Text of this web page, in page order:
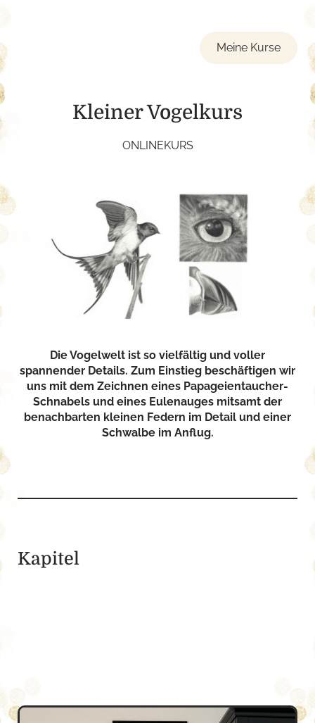
Meine Kurse
Kleiner Vogelkurs
ONLINEKURS
Die Vogelwelt ist so vielfältig und voller
spannender Details. Zum Einstieg beschäftigen wir
uns mit dem Zeichnen eines Papageientaucher-
Schnabels und eines Eulenauges mitsamt der
benachbarten kleinen Federn im Detail und einer
Schwalbe im Anflug.
Kapitel